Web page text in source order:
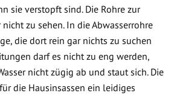
sie verstopft sind. Die Rohre zur
zu sehen. In die Abwasserrohre
die dort rein gar nichts zu suchen
darf es nicht zu eng werden,
nicht zügig ab und staut sich. Die
die Hausinsassen ein leidiges